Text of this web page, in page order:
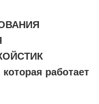
работает